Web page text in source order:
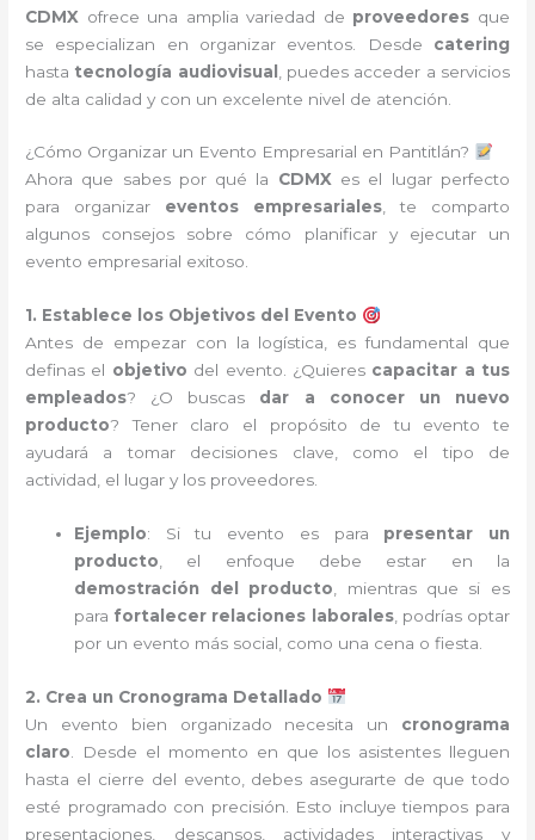
CDMX ofrece una amplia variedad de proveedores que
se especializan en organizar eventos. Desde catering
hasta tecnología audiovisual , puedes acceder a servicios
de alta calidad y con un excelente nivel de atención.
¿Cómo Organizar un Evento Empresarial en Pantitlán?
Ahora que sabes por qué la CDMXes el lugar perfecto
para organizar eventos empresariales, te comparto
algunos consejos sobre cómo planificar y ejecutar un
evento empresarial exitoso.
1. Establece los Objetivos del Evento
Antes de empezar con la logística, es fundamental que
definas el objetivo del evento. ¿Quieres capacitar a tus
empleados? ¿O buscas dar a conocer un nuevo
producto? Tener claro el propósito de tu evento te
ayudará a tomar decisiones clave, como el tipo de
actividad, el lugar y los proveedores.
Ejemplo: Si tu evento es para presentar un
producto , el enfoque debe estar en la
demostración del producto , mientras que si es
para fortalecer relaciones laborales, podrías optar
por un evento más social, como una cena o fiesta.
2. Crea un Cronograma Detallado
Un evento bien organizado necesita un cronograma
claro . Desde el momento en que los asistentes lleguen
hasta el cierre del evento, debes asegurarte de que todo
esté programado con precisión. Esto incluye tiempos para
presentaciones, descansos, actividades interactivas y